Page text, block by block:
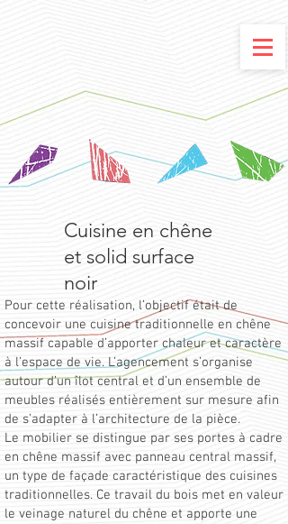
Cuisine en chêne
et solid surface
noir
Pour cette réalisation, l’objectif était de
concevoir une cuisine traditionnelle en chêne
massif capable d’apporter chaleur et caractère
à l’espace de vie. L’agencement s’organise
autour d’un îlot central et d’un ensemble de
meubles réalisés entièrement sur mesure afin
de s’adapter à l’architecture de la pièce.
Le mobilier se distingue par ses portes à cadre
en chêne massif avec panneau central massif,
un type de façade caractéristique des cuisines
traditionnelles. Ce travail du bois met en valeur
le veinage naturel du chêne et apporte une